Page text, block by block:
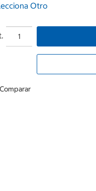
Otro
Comparar